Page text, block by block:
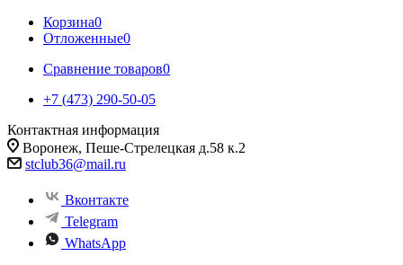
Корзина0
Отложенные0
Сравнение товаров0
+7 (473) 290-50-05
Контактная информация
Воронеж, Пеше-Стрелецкая д.58 к.2
stclub36@mail.ru
Вконтакте
Telegram
WhatsApp